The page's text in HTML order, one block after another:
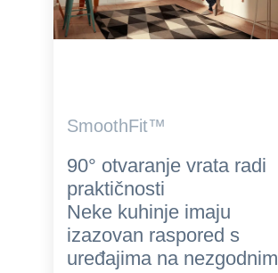
SmoothFit™
90° otvaranje vrata radi
praktičnosti
Neke kuhinje imaju
izazovan raspored s
uređajima na nezgodnim